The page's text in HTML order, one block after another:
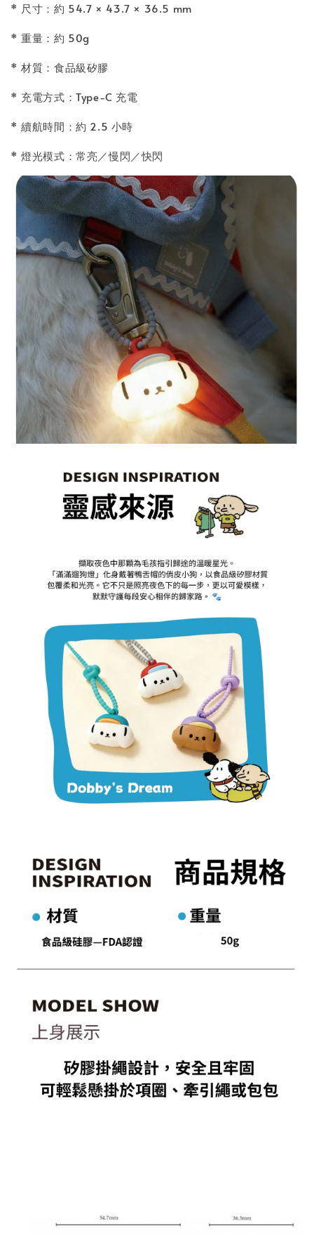
* 尺寸：約 54.7 × 43.7 × 36.5 mm
* 重量：約 50g
* 材質：食品級矽膠
* 充電方式：Type-C 充電
* 續航時間：約 2.5 小時
* 燈光模式：常亮／慢閃／快閃